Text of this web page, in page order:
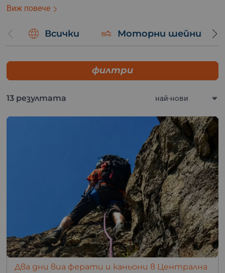
изпиташ свободата с
те кани да превърнеш мечтите си в реалност.
Не пропускай шанса да подариш на себе си или на
близките си незабравимо преживяване.Избери ваучер
помниш завинаги.
Виж повече
Всички Моторни шейни
филтри
13 резултата
Два дни виа ферати и каньони в Централна